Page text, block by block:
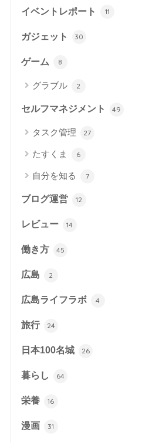
イベントレポート 11
ガジェット 30
ゲーム 8
グラブル 2
セルフマネジメント 49
タスク管理 27
たすくま 6
自分を知る 7
ブログ運営 12
レビュー 14
働き方 45
広島 2
広島ライフラボ 4
旅行 24
日本100名城 26
暮らし 64
栄養 16
漫画 31